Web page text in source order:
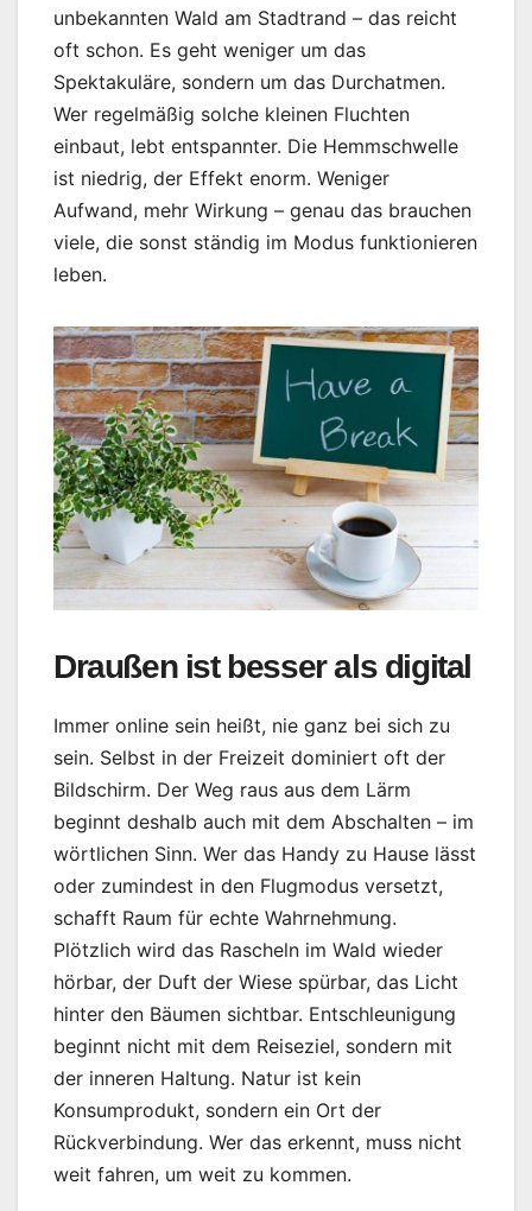
unbekannten Wald am Stadtrand – das reicht
oft schon. Es geht weniger um das
Spektakuläre, sondern um das Durchatmen.
Wer regelmäßig solche kleinen Fluchten
einbaut, lebt entspannter. Die Hemmschwelle
ist niedrig, der Effekt enorm. Weniger
Aufwand, mehr Wirkung – genau das brauchen
viele, die sonst ständig im Modus funktionieren
leben.
Draußen ist besser als digital
Immer online sein heißt, nie ganz bei sich zu
sein. Selbst in der Freizeit dominiert oft der
Bildschirm. Der Weg raus aus dem Lärm
beginnt deshalb auch mit dem Abschalten – im
wörtlichen Sinn. Wer das Handy zu Hause lässt
oder zumindest in den Flugmodus versetzt,
schafft Raum für echte Wahrnehmung.
Plötzlich wird das Rascheln im Wald wieder
hörbar, der Duft der Wiese spürbar, das Licht
hinter den Bäumen sichtbar. Entschleunigung
beginnt nicht mit dem Reiseziel, sondern mit
der inneren Haltung. Natur ist kein
Konsumprodukt, sondern ein Ort der
Rückverbindung. Wer das erkennt, muss nicht
weit fahren, um weit zu kommen.